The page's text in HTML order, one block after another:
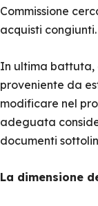
Commissione
acquisti congiunti.
In ultima battuta,
proveniente da
modificare nel
adeguata
documenti
La dimensione